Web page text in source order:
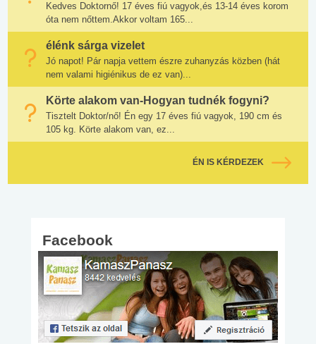
Kedves Doktornő! 17 éves fiú vagyok,és 13-14 éves korom
óta nem nőttem.Akkor voltam 165...
élénk sárga vizelet
Jó napot! Pár napja vettem észre zuhanyzás közben (hát
nem valami higiénikus de ez van)...
Körte alakom van-Hogyan tudnék fogyni?
Tisztelt Doktor/nő! Én egy 17 éves fiú vagyok, 190 cm és
105 kg. Körte alakom van, ez...
ÉN IS KÉRDEZEK
Facebook